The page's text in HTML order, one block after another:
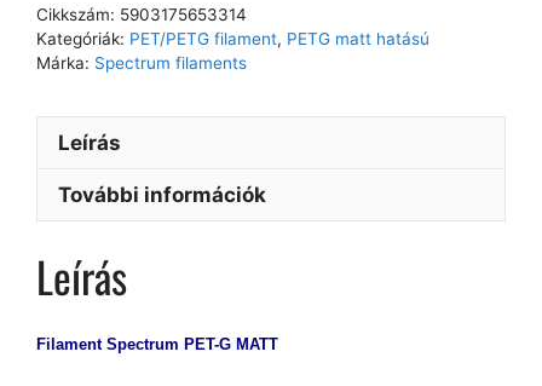
Cikkszám: 5903175653314
Kategóriák: PET/PETG filament, PETG matt hatású
Márka: Spectrum filaments
Leírás
További információk
Leírás
Filament Spectrum PET-G MATT